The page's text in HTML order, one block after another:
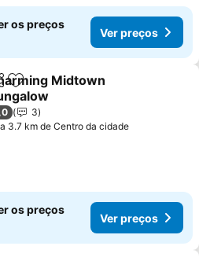
os preços
Ver preços
Adicionar aos favoritos
Midtown
preços
3
a 3.7 km de Centro da cidade
os preços
Ver preços